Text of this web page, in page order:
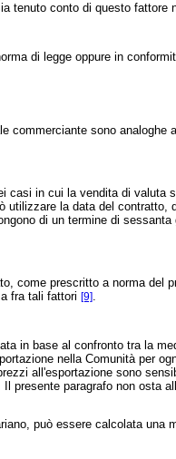
conto di questo fattore
di legge oppure in
sono analoghe
in cui la vendita di valuta
la data del contratto,
di un termine di
come prescritto a norma del
fra tali fattori [9].
in base al confronto tra la
nella Comunità per
all'esportazione sono
presente paragrafo non osta
può essere calcolata una